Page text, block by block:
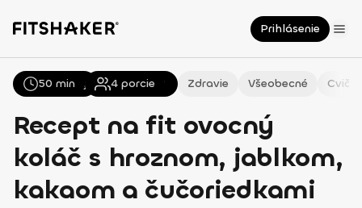
Prihlásenie
Všetky Recepty Zdravie Všeobecné
Recept na fit ovocný
koláč s hroznom, jablkom,
kakaom a čučoriedkami
50 min 4 porcie